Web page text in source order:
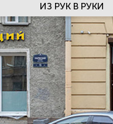
ИЗ РУК В РУКИ